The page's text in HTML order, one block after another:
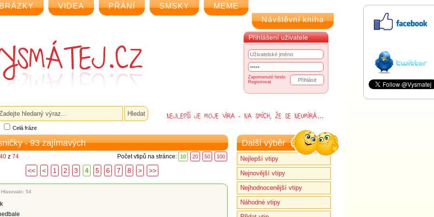
VIDEA PŘÁNÍ SMSKY
MEME
Návštěvní kniha
Přihlášení uživatele
Zapomenuté heslo
Registrovat
Celá fráze
- 93 zajímavých
z 74 Počet vtipů na stránce: 10 20 50 100
<< < 1 2 3 4 5 6 7 8 > >>
Hlasovalo: 54
Další výběr
Nejlepší vtipy
Nejnovější vtipy
Nejhodnocenější vtipy
Náhodné vtipy